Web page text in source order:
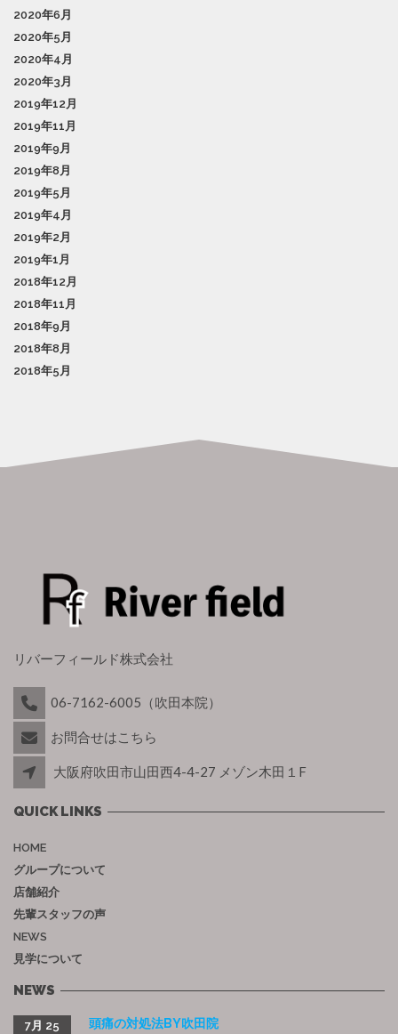
2020年6月
2020年5月
2020年4月
2020年3月
2019年12月
2019年11月
2019年9月
2019年8月
2019年5月
2019年4月
2019年2月
2019年1月
2018年12月
2018年11月
2018年9月
2018年8月
2018年5月
リバーフィールド株式会社
06-7162-6005（吹田本院）
お問合せはこちら
大阪府吹田市山田西4-4-27 メゾン木田１F
QUICK LINKS
HOME
グループについて
店舗紹介
先輩スタッフの声
NEWS
見学について
NEWS
頭痛の対処法BY吹田院
7月 25